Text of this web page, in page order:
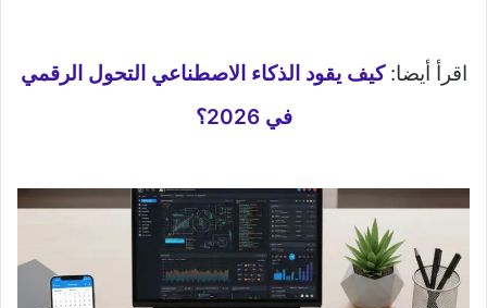
اقرأ أيضا:كيف يقود الذكاء الاصطناعي التحول الرقمي
في 2026؟